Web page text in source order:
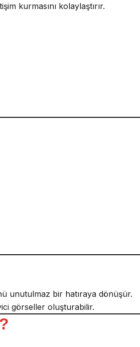
kurmasını kolaylaştırır.
unutulmaz bir hatıraya dönüşür.
görseller oluşturabilir.